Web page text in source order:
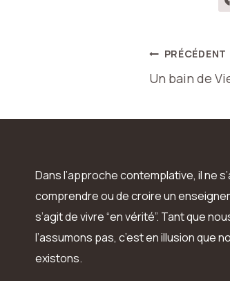
Navigation
de
l’article
PRÉCÉDENT
Un bain de
Dans l’approche contemplative, il ne
comprendre ou de croire un
s’agit de vivre “en vérité”. Tant que
l’assumons pas, c’est en illusion que
existons.